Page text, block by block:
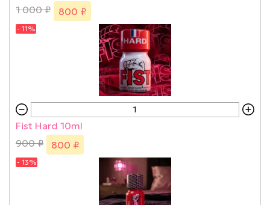
1 000 ₽
800 ₽
- 11%
Fist Hard 10ml
900 ₽
800 ₽
- 13%